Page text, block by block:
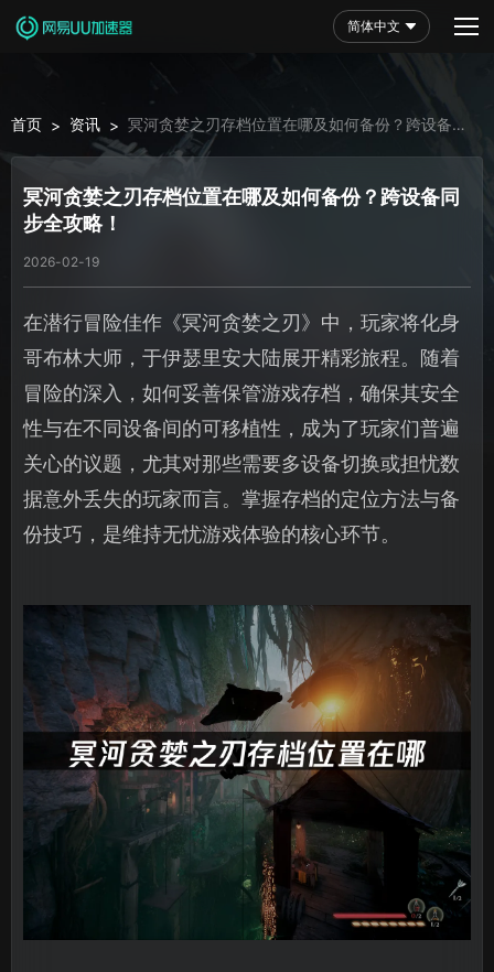
简体中文
首页 > 资讯 > 冥河贪婪之刃存档位置在哪及如何备份？跨设备同
步全攻略！
冥河贪婪之刃存档位置在哪及如何备份？跨设备同
步全攻略！
2026-02-19
在潜行冒险佳作《冥河贪婪之刃》中，玩家将化身
哥布林大师，于伊瑟里安大陆展开精彩旅程。随着
冒险的深入，如何妥善保管游戏存档，确保其安全
性与在不同设备间的可移植性，成为了玩家们普遍
关心的议题，尤其对那些需要多设备切换或担忧数
据意外丢失的玩家而言。掌握存档的定位方法与备
份技巧，是维持无忧游戏体验的核心环节。